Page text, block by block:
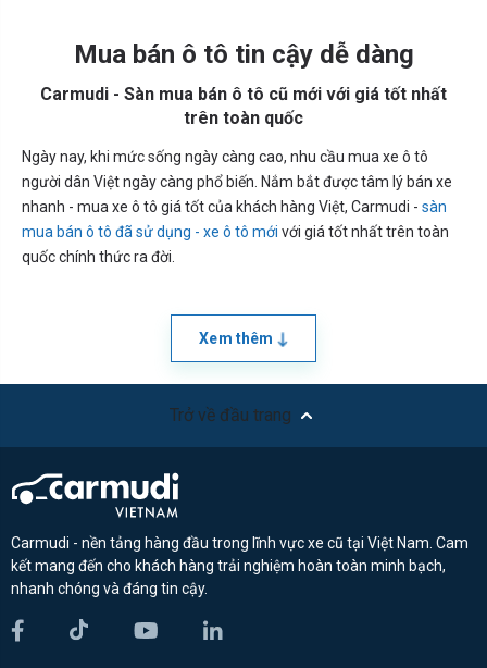
Mua bán ô tô tin cậy dễ dàng
Carmudi - Sàn mua bán ô tô cũ mới với giá tốt nhất
trên toàn quốc
Ngày nay, khi mức sống ngày càng cao, nhu cầu mua xe ô tô
người dân Việt ngày càng phổ biến. Nắm bắt được tâm lý bán xe
nhanh - mua xe ô tô giá tốt của khách hàng Việt, Carmudi - sàn
mua bán ô tô đã sử dụng - xe ô tô mới với giá tốt nhất trên toàn
quốc chính thức ra đời.
Xem thêm
Trở về đầu trang
Carmudi - nền tảng hàng đầu trong lĩnh vực xe cũ tại Việt Nam. Cam
kết mang đến cho khách hàng trải nghiệm hoàn toàn minh bạch,
nhanh chóng và đáng tin cậy.